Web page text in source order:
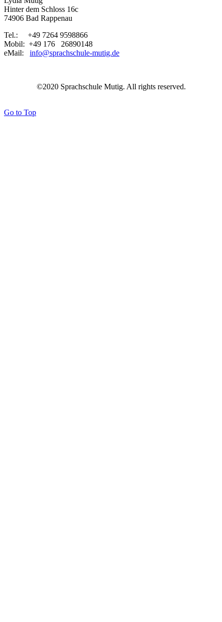
Hinter dem Schloss 16c
74906 Bad Rappenau
Tel.: +49 7264 9598866
Mobil: +49 176 26890148
eMail: info@sprachschule-mutig.de
©2020 Sprachschule Mutig. All rights reserved.
Go to Top